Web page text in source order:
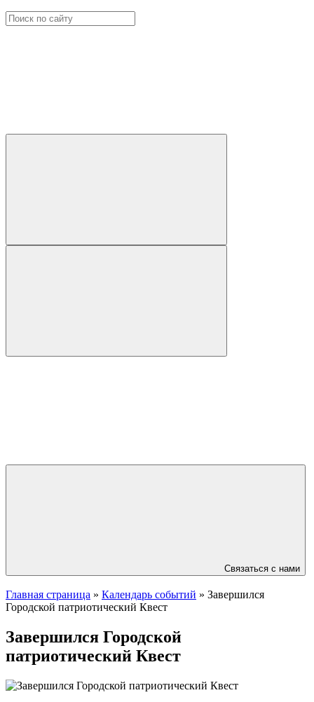
Связаться с нами
Главная страница » Календарь событий » Завершился
Городской патриотический Квест
Завершился Городской
патриотический Квест